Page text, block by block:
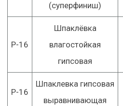
(суперфиниш)
Р-16
Шпаклёвка
влагостойкая
гипсовая
Р-16
Шпаклевка гипсовая
выравнивающая